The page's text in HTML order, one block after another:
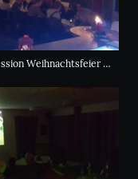
Impression Weihnachtsfeier SVM